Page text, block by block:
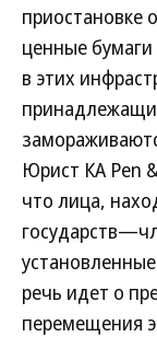
приостановке
ценные
в этих
Юрист КА Pen
что лица,
речь идет о
перемещения